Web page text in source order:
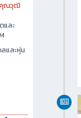
คุณวุฒิ
และ
และหุ่น